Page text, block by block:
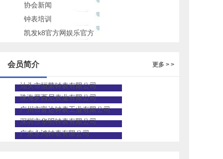
协会新闻
钟表培训
凯发k8官方网娱乐官方
更多 > >
会员简介
汕头市恒荣钟表有限公司
珠海罗西尼表业有限公司
广州市富达钟表工业有限公司
深圳市华明钟表有限公司
广东永鸿钟表有限公司